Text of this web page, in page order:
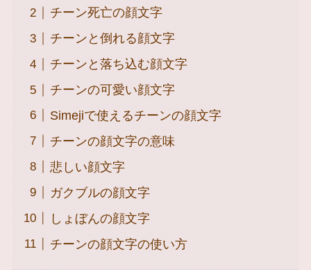
チーン死亡の顔文字
チーンと倒れる顔文字
チーンと落ち込む顔文字
チーンの可愛い顔文字
Simejiで使えるチーンの顔文字
チーンの顔文字の意味
悲しい顔文字
ガクブルの顔文字
しょぼんの顔文字
チーンの顔文字の使い方